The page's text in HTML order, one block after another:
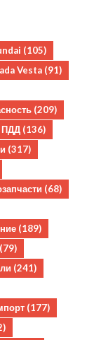
(105)
Vesta (91)
(209)
ПДД (136)
(317)
(68)
(189)
(79)
(241)
(177)